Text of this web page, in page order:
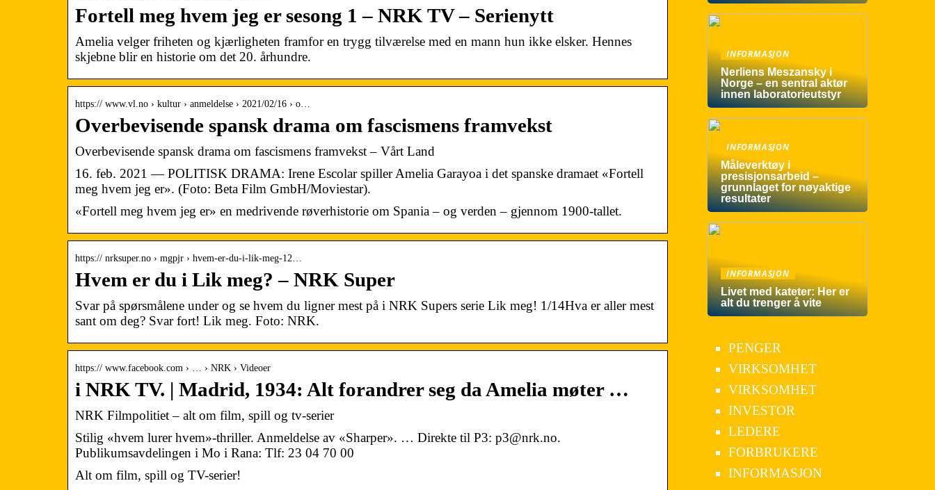
Fortell meg hvem jeg er sesong 1 – NRK TV – Serienytt
Amelia velger friheten og kjærligheten framfor en trygg tilværelse med en mann hun ikke elsker. Hennes
skjebne blir en historie om det 20. århundre.
https:// www.vl.no › kultur › anmeldelse › 2021/02/16 › o…
Overbevisende spansk drama om fascismens framvekst
Overbevisende spansk drama om fascismens framvekst – Vårt Land
16. feb. 2021 — POLITISK DRAMA: Irene Escolar spiller Amelia Garayoa i det spanske dramaet «Fortell
meg hvem jeg er». (Foto: Beta Film GmbH/Moviestar).
«Fortell meg hvem jeg er» en medrivende røverhistorie om Spania – og verden – gjennom 1900-tallet.
https:// nrksuper.no › mgpjr › hvem-er-du-i-lik-meg-12…
Hvem er du i Lik meg? – NRK Super
Svar på spørsmålene under og se hvem du ligner mest på i NRK Supers serie Lik meg! 1/14Hva er aller mest
sant om deg? Svar fort! Lik meg. Foto: NRK.
https:// www.facebook.com › … › NRK › Videoer
i NRK TV. | Madrid, 1934: Alt forandrer seg da Amelia møter …
NRK Filmpolitiet – alt om film, spill og tv-serier
Stilig «hvem lurer hvem»-thriller. Anmeldelse av «Sharper». … Direkte til P3: p3@nrk.no.
Publikumsavdelingen i Mo i Rana: Tlf: 23 04 70 00
Alt om film, spill og TV-serier!
INFORMASJON
Nerliens Meszansky i
Norge – en sentral aktør
innen laboratorieutstyr
INFORMASJON
Måleverktøy i
presisjonsarbeid –
grunnlaget for nøyaktige
resultater
INFORMASJON
Livet med kateter: Her er
alt du trenger å vite
PENGER
VIRKSOMHET
VIRKSOMHET
INVESTOR
LEDERE
FORBRUKERE
INFORMASJON